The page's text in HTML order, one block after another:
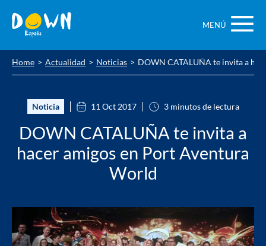
contenido
MENÚ
Home Actualidad Noticias DOWN CATALUÑA te invita a
Noticia 11 Oct 2017 3 minutos de lectura
DOWN CATALUÑA te invita a
hacer amigos en Port Aventura
World